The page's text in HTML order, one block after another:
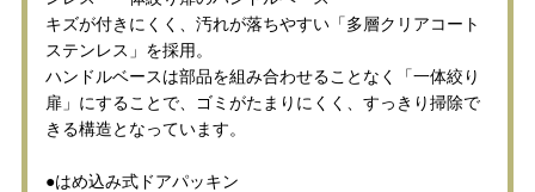
キズが付きにくく、汚れが落ちやすい「多層クリアコート
ステンレス」を採用。
ハンドルベースは部品を組み合わせることなく「一体絞り
扉」にすることで、ゴミがたまりにくく、すっきり掃除で
きる構造となっています。
●はめ込み式ドアパッキン